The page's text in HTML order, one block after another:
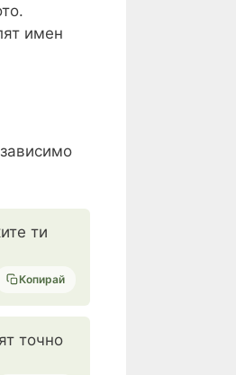
имен
ти
Копирай
точно